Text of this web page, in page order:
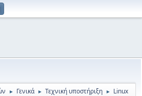
► Γενικά ► Τεχνική υποστήριξη ► Linux